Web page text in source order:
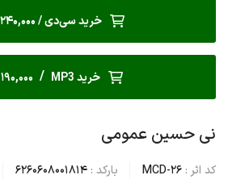
خرید سی‌دی / 240,000 تومان
خرید MP3 / 190,000 تومان
نی حسین عمومی
کد اثر : MCD-26 بارکد : 6260608001814